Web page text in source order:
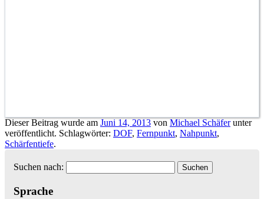
Dieser Beitrag wurde am Juni 14, 2013 von Michael Schäferunter
veröffentlicht. Schlagwörter: DOF, Fernpunkt, Nahpunkt,
Schärfentiefe.
Suchen nach:
Sprache